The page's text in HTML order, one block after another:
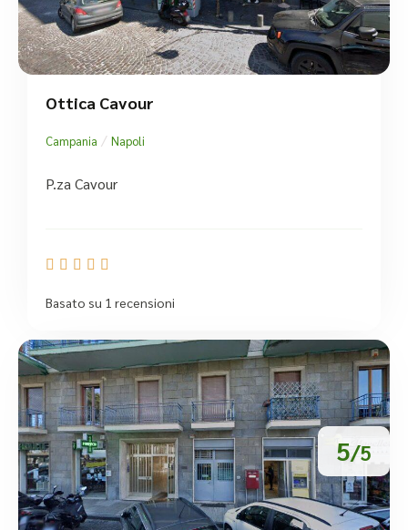
Ottica Cavour
Campania / Napoli
P.za Cavour
    
Basato su 1 recensioni
5/5